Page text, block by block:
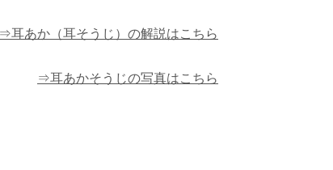
⇒耳あか（耳そうじ）の解説はこちら
⇒耳あかそうじの写真はこちら